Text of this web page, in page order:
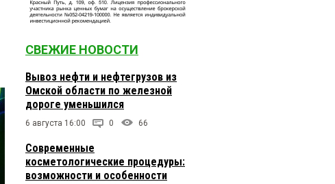
СВЕЖИЕ НОВОСТИ
Вывоз нефти и нефтегрузов из
Омской области по железной
дороге уменьшился
6 августа 16:00 0 66
Современные
косметологические процедуры:
возможности и особенности